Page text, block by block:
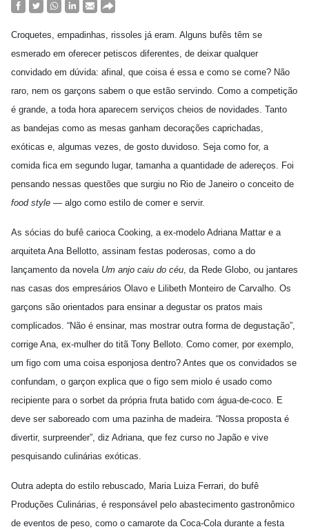
Croquetes, empadinhas, rissoles já eram. Alguns bufês têm se
esmerado em oferecer petiscos diferentes, de deixar qualquer
convidado em dúvida: afinal, que coisa é essa e como se come? Não
raro, nem os garçons sabem o que estão servindo. Como a competição
é grande, a toda hora aparecem serviços cheios de novidades. Tanto
as bandejas como as mesas ganham decorações caprichadas,
exóticas e, algumas vezes, de gosto duvidoso. Seja como for, a
comida fica em segundo lugar, tamanha a quantidade de adereços. Foi
pensando nessas questões que surgiu no Rio de Janeiro o conceito de
food style — algo como estilo de comer e servir.
As sócias do bufê carioca Cooking, a ex-modelo Adriana Mattar e a
arquiteta Ana Bellotto, assinam festas poderosas, como a do
lançamento da novela Um anjo caiu do céu, da Rede Globo, ou jantares
nas casas dos empresários Olavo e Lilibeth Monteiro de Carvalho. Os
garçons são orientados para ensinar a degustar os pratos mais
complicados. “Não é ensinar, mas mostrar outra forma de degustação”,
corrige Ana, ex-mulher do titã Tony Belloto. Como comer, por exemplo,
um figo com uma coisa esponjosa dentro? Antes que os convidados se
confundam, o garçon explica que o figo sem miolo é usado como
recipiente para o sorbet da própria fruta batido com água-de-coco. E
deve ser saboreado com uma pazinha de madeira. “Nossa proposta é
divertir, surpreender”, diz Adriana, que fez curso no Japão e vive
pesquisando culinárias exóticas.
Outra adepta do estilo rebuscado, Maria Luiza Ferrari, do bufê
Produções Culinárias, é responsável pelo abastecimento gastronômico
de eventos de peso, como o camarote da Coca-Cola durante a festa